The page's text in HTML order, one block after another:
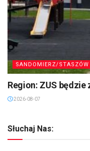
SANDOMIERZ/
Region: ZUS
2026-08-07
Słuchaj Nas: